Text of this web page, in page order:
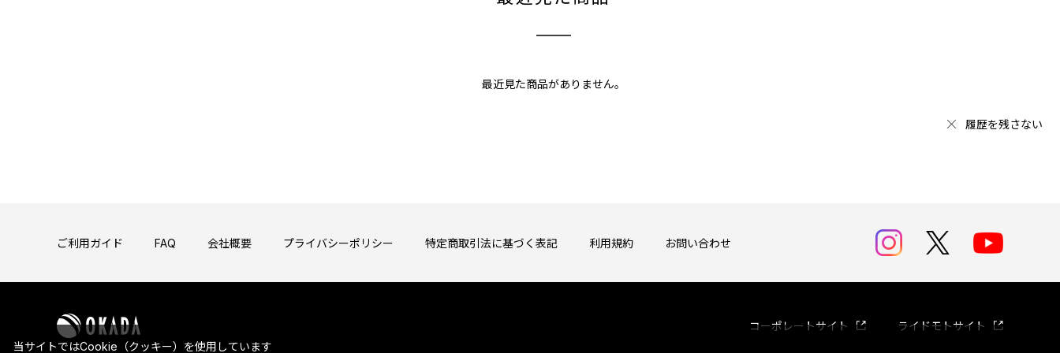
最近見た商品がありません。
履歴を残さない
ご利用ガイド FAQ 会社概要 プライバシーポリシー 特定商取引法に基づく表記 利用規約 お問い合わせ
コーポレートサイト
ライドモトサイト
当サイトではCookie（クッキー）を使用しています